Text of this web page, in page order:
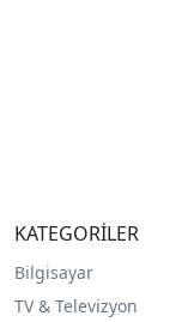
KATEGORİLER
Bilgisayar
TV & Televizyon